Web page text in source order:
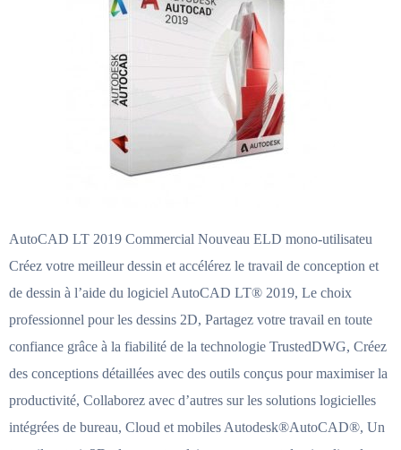
AutoCAD LT 2019 Commercial Nouveau ELD mono-utilisateu
Créez votre meilleur dessin et accélérez le travail de conception et
de dessin à l’aide du logiciel AutoCAD LT® 2019, Le choix
professionnel pour les dessins 2D, Partagez votre travail en toute
confiance grâce à la fiabilité de la technologie TrustedDWG, Créez
des conceptions détaillées avec des outils conçus pour maximiser la
productivité, Collaborez avec d’autres sur les solutions logicielles
intégrées de bureau, Cloud et mobiles Autodesk®AutoCAD®, Un